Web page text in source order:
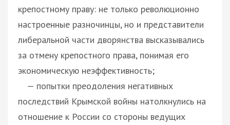
крепостному праву: не только революционно
настроенные разночинцы, но и представители
либеральной части дворянства высказывались
за отмену крепостного права, понимая его
экономическую неэффективность;
— попытки преодоления негативных
последствий Крымской войны натолкнулись на
отношение к России со стороны ведущих